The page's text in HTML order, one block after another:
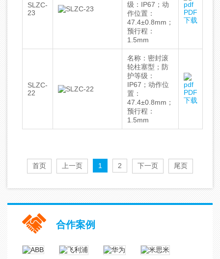
SLZC-
23
级：IP67；动
作位置：
47.4±0.8mm；
预行程：
1.5mm
PDF
下载
SLZC-
22
名称：密封滚
轮柱塞型；防
护等级：
IP67；动作位
置：
47.4±0.8mm；
预行程：
1.5mm
PDF
下载
首页 上一页 1 2 下一页 尾页
合作案例